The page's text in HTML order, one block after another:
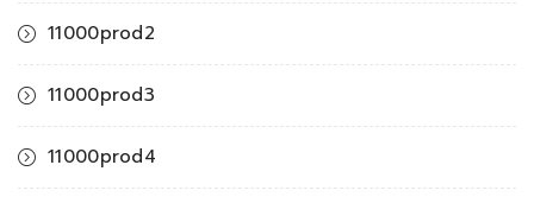
11000prod2
11000prod3
11000prod4